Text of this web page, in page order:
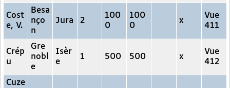
Cost
e, V.
Besa
nço
n
Jura 2
100
0
100
0
x
Vue
411
Crép
u
Gre
nobl
e
Isèr
e
1 500 500 x
Vue
412
Cuze